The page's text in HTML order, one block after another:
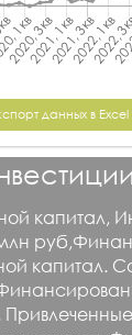
данных в Excel
капитал,
капитал.